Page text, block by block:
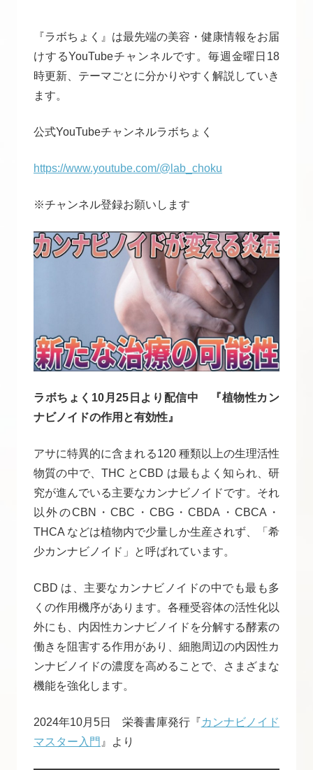
『ラボちょく』は最先端の美容・健康情報をお届
けするYouTubeチャンネルです。毎週金曜日18
時更新、テーマごとに分かりやすく解説していき
ます。
公式YouTubeチャンネルラボちょく
https://www.youtube.com/@lab_choku
※チャンネル登録お願いします
ラボちょく10月25日より配信中 『植物性カン
ナビノイドの作用と有効性』
アサに特異的に含まれる120 種類以上の生理活性
物質の中で、THC とCBD は最もよく知られ、研
究が進んでいる主要なカンナビノイドです。それ
以外のCBN・CBC・CBG・CBDA・CBCA・
THCA などは植物内で少量しか生産されず、「希
少カンナビノイド」と呼ばれています。
CBD は、主要なカンナビノイドの中でも最も多
くの作用機序があります。各種受容体の活性化以
外にも、内因性カンナビノイドを分解する酵素の
働きを阻害する作用があり、細胞周辺の内因性カ
ンナビノイドの濃度を高めることで、さまざまな
機能を強化します。
2024年10月5日 栄養書庫発行『カンナビノイド
マスター入門 』より